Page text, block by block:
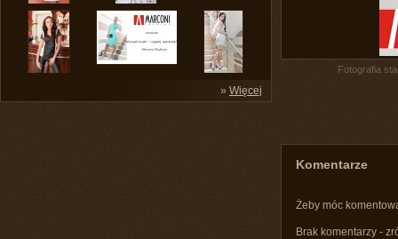
» Więcej
Fotografia
Komentarze
Żeby móc
Brak komentarzy -